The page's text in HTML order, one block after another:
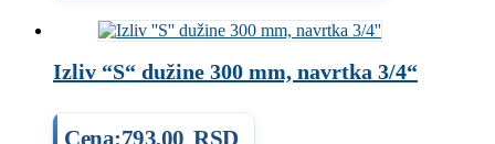
cena:
662,00 RSD
Izliv “S“ dužine 300 mm, navrtka 3/4“
Cena:793,00 RSD